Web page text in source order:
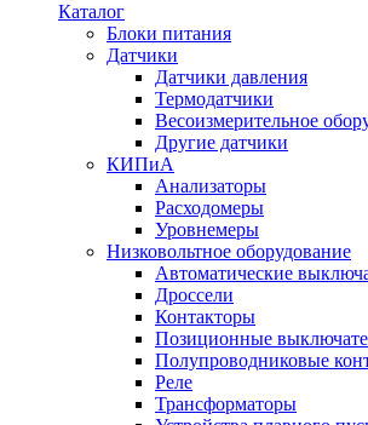
Каталог
Блоки питания
Датчики
Датчики давления
Термодатчики
Весоизмерительное
Другие датчики
КИПиА
Анализаторы
Расходомеры
Уровнемеры
Низковольтное оборудование
Автоматические
Дроссели
Контакторы
Позиционные
Полупроводниковые
Реле
Трансформаторы